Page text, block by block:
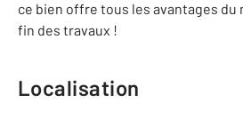
ce bien offre tous les avantages du
fin des travaux !
Localisation